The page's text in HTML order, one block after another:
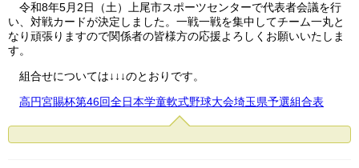
令和8年5月2日（土）上尾市スポーツセンターで代表者会議を行
い、対戦カードが決定しました。一戦一戦を集中してチーム一丸と
なり頑張りますので関係者の皆様方の応援よろしくお願いいたしま
す。
組合せについては↓↓↓のとおりです。
高円宮賜杯第46回全日本学童軟式野球大会埼玉県予選組合表